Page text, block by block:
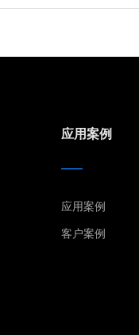
应用案例
应用案例
客户案例